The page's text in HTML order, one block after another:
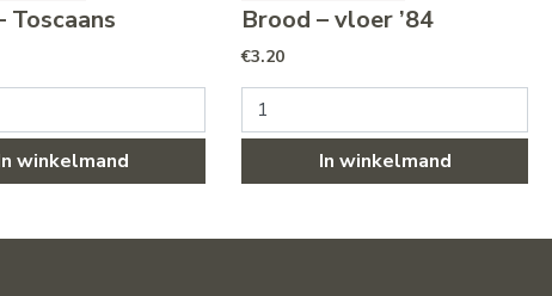
Toscaans
aantal
winkelmand
Brood – vloer ’84
€3.20
Brood - vloer '84 aantal
In winkelmand